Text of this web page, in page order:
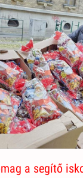
a segítő